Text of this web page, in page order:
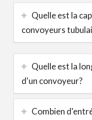
Quelle est la
convoyeurs
Quelle est la
d'un convoyeur?
Combien